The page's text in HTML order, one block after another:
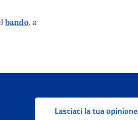
bando, a
Lasciaci la tua opinione